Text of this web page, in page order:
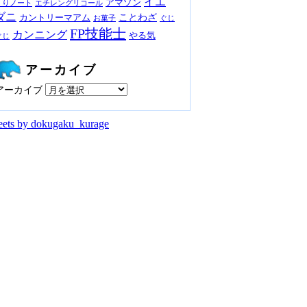
りノート エチレングリコール アマゾン
ニ カントリーマアム お菓子 ことわざ ぐじ
じ カンニング FP技能士 やる気
アーカイブ
ーカイブ
by dokugaku_kurage